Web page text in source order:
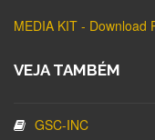
MEDIA KIT - Download
VEJA TAMBÉM
GSC-INC